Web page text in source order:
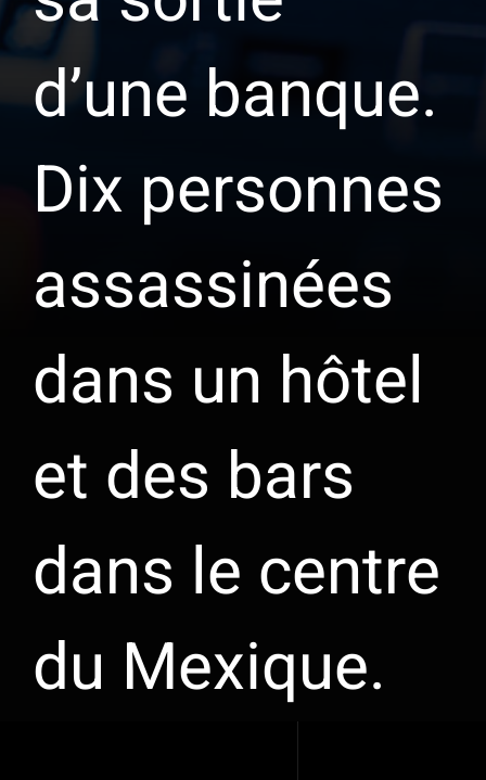
d’une banque.
Dix personnes
assassinées
dans un hôtel
et des bars
dans le centre
du Mexique.